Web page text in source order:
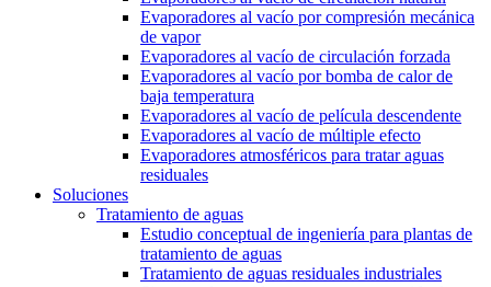
Evaporadores al vacío por compresión mecánica
de vapor
Evaporadores al vacío de circulación forzada
Evaporadores al vacío por bomba de calor de
baja temperatura
Evaporadores al vacío de película descendente
Evaporadores al vacío de múltiple efecto
Evaporadores atmosféricos para tratar aguas
residuales
Soluciones
Tratamiento de aguas
Estudio conceptual de ingeniería para plantas de
tratamiento de aguas
Tratamiento de aguas residuales industriales